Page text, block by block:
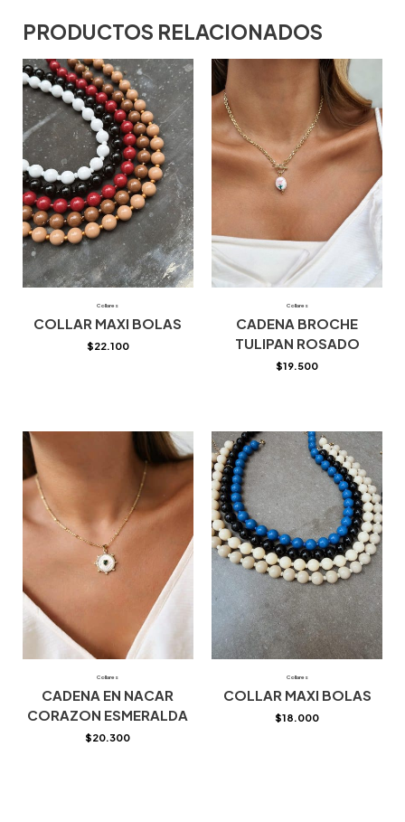
PRODUCTOS RELACIONADOS
Collares
COLLAR MAXI BOLAS
$22.100
Collares
CADENA BROCHE
TULIPAN ROSADO
$19.500
Collares
CADENA EN NACAR
CORAZON ESMERALDA
$20.300
Collares
COLLAR MAXI BOLAS
$18.000